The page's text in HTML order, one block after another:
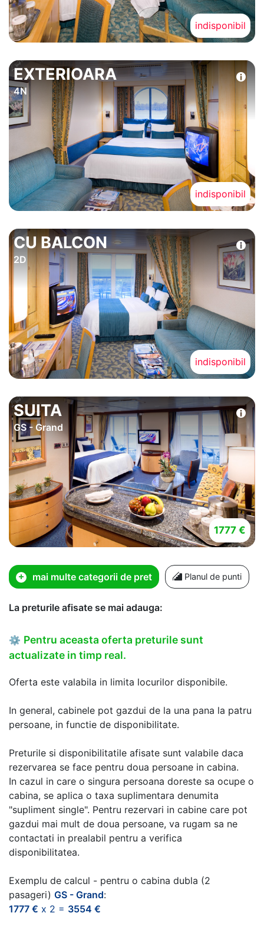
indisponibil
EXTERIOARA
4N
indisponibil
CU BALCON
2D
indisponibil
SUITA
GS - Grand
1777 €
mai multe categorii de pret Planul de punti
La preturile afisate se mai adauga:
⚙ Pentru aceasta oferta preturile sunt
actualizate in timp real.
Oferta este valabila in limita locurilor disponibile.
In general, cabinele pot gazdui de la una pana la patru
persoane, in functie de disponibilitate.
Preturile si disponibilitatile afisate sunt valabile daca
rezervarea se face pentru doua persoane in cabina.
In cazul in care o singura persoana doreste sa ocupe o
cabina, se aplica o taxa suplimentara denumita
"supliment single". Pentru rezervari in cabine care pot
gazdui mai mult de doua persoane, va rugam sa ne
contactati in prealabil pentru a verifica
disponibilitatea.
Exemplu de calcul - pentru o cabina dubla (2
pasageri) GS - Grand:
1777 € x 2 = 3554 €